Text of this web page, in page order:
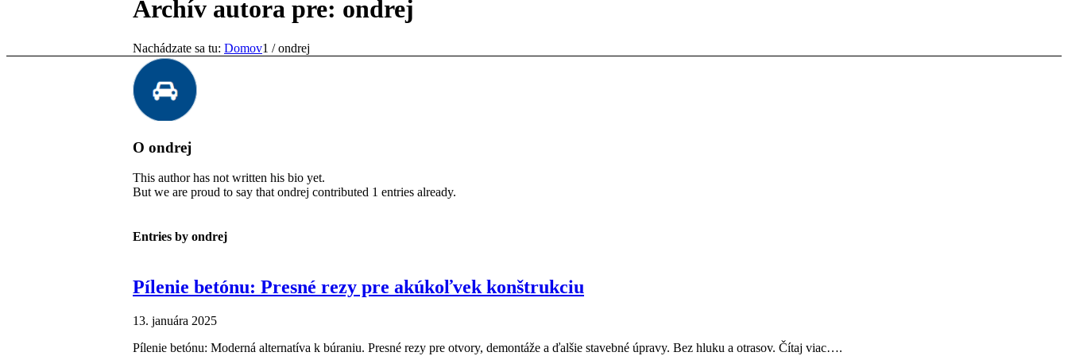
Archív autora pre: ondrej
Nachádzate sa tu: Domov1 / ondrej
O ondrej
This author has not written his bio yet.
But we are proud to say that ondrej contributed 1 entries already.
Entries by ondrej
Pílenie betónu: Presné rezy pre akúkoľvek konštrukciu
13. januára 2025
Pílenie betónu: Moderná alternatíva k búraniu. Presné rezy pre otvory, demontáže a ďalšie stavebné úpravy. Bez hluku a otrasov. Čítaj viac….